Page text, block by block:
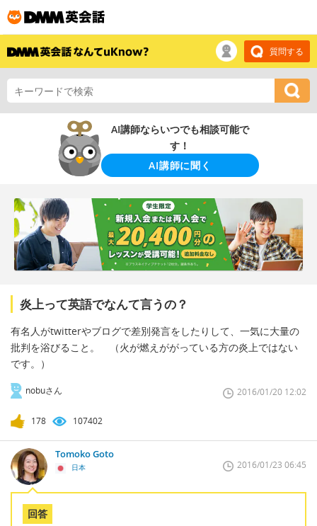
質問する
AI講師ならいつでも相談可能で
す！
AI講師に聞く
炎上って英語でなんて言うの？
有名人がtwitterやブログで差別発言をしたりして、一気に大量の
批判を浴びること。 （火が燃えががっている方の炎上ではない
です。）
nobuさん 2016/01/20 12:02
178 107402
Tomoko Goto
日本 2016/01/23 06:45
回答